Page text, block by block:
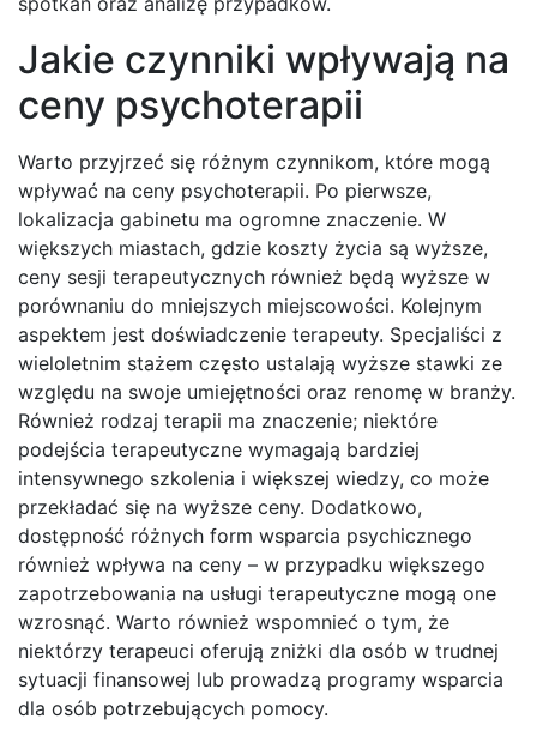
Jakie czynniki wpływają na
ceny psychoterapii
Warto przyjrzeć się różnym czynnikom, które mogą
wpływać na ceny psychoterapii. Po pierwsze,
lokalizacja gabinetu ma ogromne znaczenie. W
większych miastach, gdzie koszty życia są wyższe,
ceny sesji terapeutycznych również będą wyższe w
porównaniu do mniejszych miejscowości. Kolejnym
aspektem jest doświadczenie terapeuty. Specjaliści z
wieloletnim stażem często ustalają wyższe stawki ze
względu na swoje umiejętności oraz renomę w branży.
Również rodzaj terapii ma znaczenie; niektóre
podejścia terapeutyczne wymagają bardziej
intensywnego szkolenia i większej wiedzy, co może
przekładać się na wyższe ceny. Dodatkowo,
dostępność różnych form wsparcia psychicznego
również wpływa na ceny – w przypadku większego
zapotrzebowania na usługi terapeutyczne mogą one
wzrosnąć. Warto również wspomnieć o tym, że
niektórzy terapeuci oferują zniżki dla osób w trudnej
sytuacji finansowej lub prowadzą programy wsparcia
dla osób potrzebujących pomocy.